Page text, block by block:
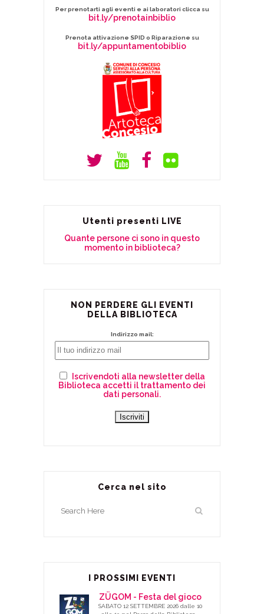
Per prenotarti agli eventi e ai laboratori clicca su
bit.ly/prenotainbiblio
Prenota attivazione SPID o Riparazione su
bit.ly/appuntamentobiblio
Utenti presenti LIVE
Quante persone ci sono in questo
momento in biblioteca?
NON PERDERE GLI EVENTI
DELLA BIBLIOTECA
Indirizzo mail:
Iscrivendoti alla newsletter della
Biblioteca accetti il trattamento dei
dati personali.
Cerca nel sito
I PROSSIMI EVENTI
ZÜGOM - Festa del gioco
SABATO 12 SETTEMBRE 2026 dalle 10